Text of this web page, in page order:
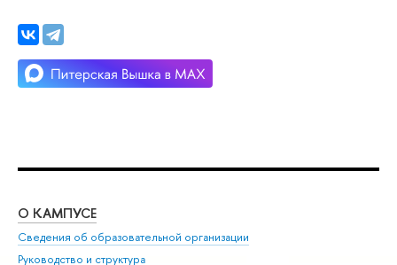
О КАМПУСЕ
Сведения об образовательной организации
Руководство и структура